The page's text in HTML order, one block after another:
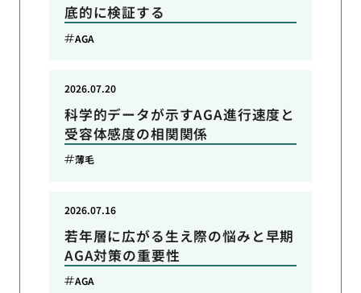
底的に検証する
AGA
科学的データが示すAGA進行速度と
受容体感度の相関関係
2026.07.20
薄毛
若年層に広がる生え際の悩みと早期
AGA対策の重要性
2026.07.16
AGA